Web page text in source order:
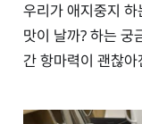
우리가 애지중지
맛이 날까? 하는 궁
간 항마력이 괜찮